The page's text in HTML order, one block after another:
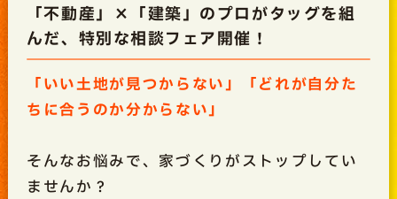
「不動産」×「建築」のプロがタッグを組
んだ、特別な相談フェア開催！
「いい土地が見つからない」「どれが自分た
ちに合うのか分からない」
そんなお悩みで、家づくりがストップしてい
ませんか？